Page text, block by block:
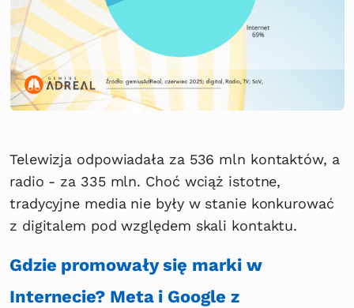
Telewizja odpowiadała za 536 mln kontaktów, a
radio - za 335 mln. Choć wciąż istotne,
tradycyjne media nie były w stanie konkurować
z digitalem pod względem skali kontaktu.
Gdzie promowały się marki w
Internecie? Meta i Google z